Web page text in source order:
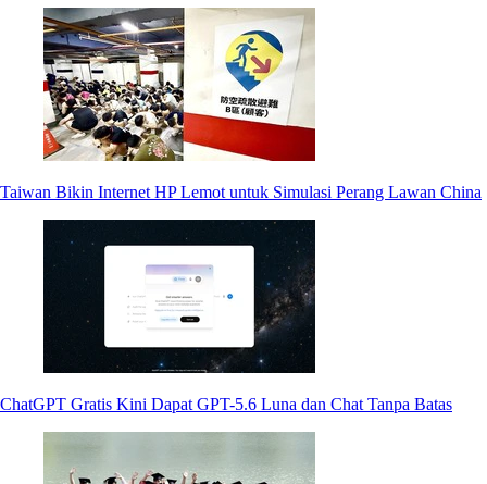
Taiwan Bikin Internet HP Lemot untuk Simulasi Perang Lawan China
ChatGPT Gratis Kini Dapat GPT-5.6 Luna dan Chat Tanpa Batas